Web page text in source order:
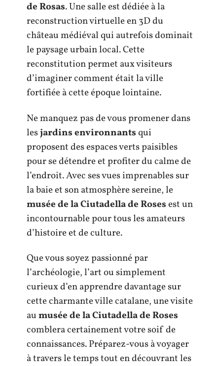
de Rosas. Une salle est dédiée à la
reconstruction virtuelle en 3D du
château médiéval qui autrefois dominait
le paysage urbain local. Cette
reconstitution permet aux visiteurs
d’imaginer comment était la ville
fortifiée à cette époque lointaine.
Ne manquez pas de vous promener dans
lesjardins environnantsqui
proposent des espaces verts paisibles
pour se détendre et profiter du calme de
l’endroit. Avec ses vues imprenables sur
la baie et son atmosphère sereine, le
musée de la Ciutadella de Rosesest un
incontournable pour tous les amateurs
d’histoire et de culture.
Que vous soyez passionné par
l’archéologie, l’art ou simplement
curieux d’en apprendre davantage sur
cette charmante ville catalane, une visite
aumusée de la Ciutadella de Roses
comblera certainement votre soif de
connaissances. Préparez-vous à voyager
à travers le temps tout en découvrant les